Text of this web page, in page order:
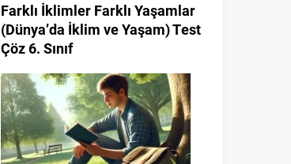
Farklı İklimler Farklı Yaşamlar
(Dünya’da İklim ve Yaşam) Test
Çöz 6. Sınıf